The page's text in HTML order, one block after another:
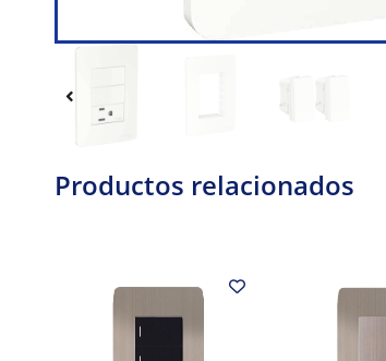
Productos relacionados